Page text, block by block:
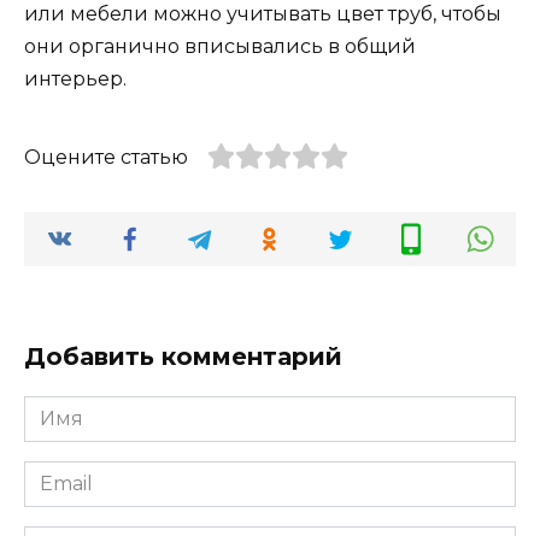
или мебели можно учитывать цвет труб, чтобы
они органично вписывались в общий
интерьер.
Оцените статью
Добавить комментарий
Имя
*
Email
*